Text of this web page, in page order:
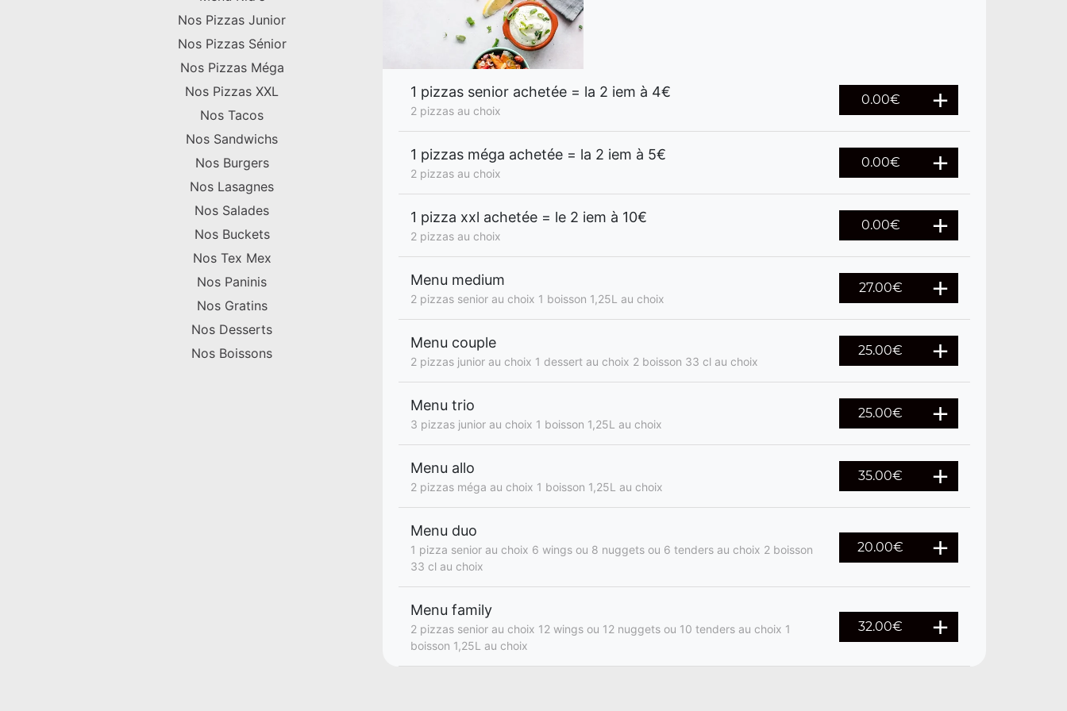
Nos Pizzas Junior
Nos Pizzas Sénior
Nos Pizzas Méga
Nos Pizzas XXL
Nos Tacos
Nos Sandwichs
Nos Burgers
Nos Lasagnes
Nos Salades
Nos Buckets
Nos Tex Mex
Nos Paninis
Nos Gratins
Nos Desserts
Nos Boissons
1 pizzas senior achetée = la 2 iem à 4€
2 pizzas au choix
0.00€
1 pizzas méga achetée = la 2 iem à 5€
2 pizzas au choix
0.00€
1 pizza xxl achetée = le 2 iem à 10€
2 pizzas au choix
0.00€
Menu medium
2 pizzas senior au choix 1 boisson 1,25L au choix
27.00€
Menu couple
2 pizzas junior au choix 1 dessert au choix 2 boisson 33 cl au choix
25.00€
Menu trio
3 pizzas junior au choix 1 boisson 1,25L au choix
25.00€
Menu allo
2 pizzas méga au choix 1 boisson 1,25L au choix
35.00€
Menu duo
1 pizza senior au choix 6 wings ou 8 nuggets ou 6 tenders au choix 2 boisson
33 cl au choix
20.00€
Menu family
2 pizzas senior au choix 12 wings ou 12 nuggets ou 10 tenders au choix 1
boisson 1,25L au choix
32.00€